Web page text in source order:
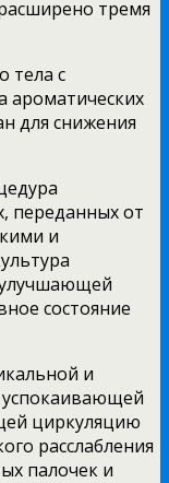
тремя
тела с
ароматических
для снижения
переданных от
и
улучшающей
состояние
и
циркуляцию
расслабления
палочек и